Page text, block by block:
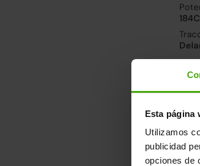
Esta página
Utilizamos
publicidad
opciones de
5.4l/